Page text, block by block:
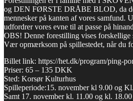
og DEN FØRSTE DRÅBE BLOD, da
mennesker på kanten af vores samfund.
udfordrer vores evne til at passe på
OBS! Denne forestilling vises forskellige
Vær opmærksom på spillestedet, når du
Billet link: https://het.dk/program/ping-
Priser: 65 – 135 DKK
Sted: Korsør Kulturhus
Spilleperiode:15. november kl 9.00 og
Samt 17. november kl. 11.00 og kl. 18.00